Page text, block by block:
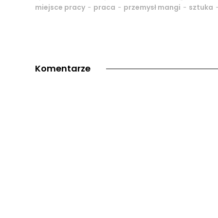
miejsce pracy - praca - przemysł mangi - sztuka -
Komentarze